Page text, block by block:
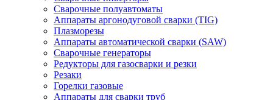
Сварочные полуавтоматы
Аппараты аргонодуговой сварки (TIG)
Плазморезы
Аппараты автоматической сварки (SAW)
Сварочные генераторы
Редукторы для газосварки и резки
Резаки
Горелки газовые
Аппараты для сварки труб